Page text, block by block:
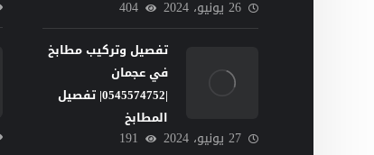
26 يونيو، 2024 404
تفصيل وتركيب مطابخ
في عجمان
|0545574752| تفصيل
المطابخ
27 يونيو، 2024 191